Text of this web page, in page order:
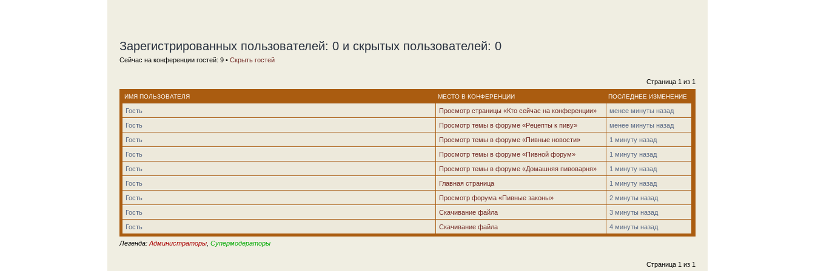
Зарегистрированных пользователей: 0 и скрытых пользователей: 0
Сейчас на конференции гостей: 9 • Скрыть гостей
Страница 1 из 1
ИМЯ ПОЛЬЗОВАТЕЛЯ МЕСТО В КОНФЕРЕНЦИИ ПОСЛЕДНЕЕ ИЗМЕНЕНИЕ
Гость Просмотр страницы «Кто сейчас на конференции»
менее минуты назад
Гость
Просмотр темы в форуме «Рецепты к пиву»
менее минуты назад
Гость
Просмотр темы в форуме «Пивные новости»
1 минуту назад
Гость
Просмотр темы в форуме «Пивной форум»
1 минуту назад
Гость
Просмотр темы в форуме «Домашняя пивоварня»
1 минуту назад
Гость
Главная страница
1 минуту назад
Гость
Просмотр форума «Пивные законы»
2 минуты назад
Гость
Скачивание файла
3 минуты назад
Гость
Скачивание файла 4 минуты назад
Легенда: Администраторы Супермодераторы
Страница 1 из 1